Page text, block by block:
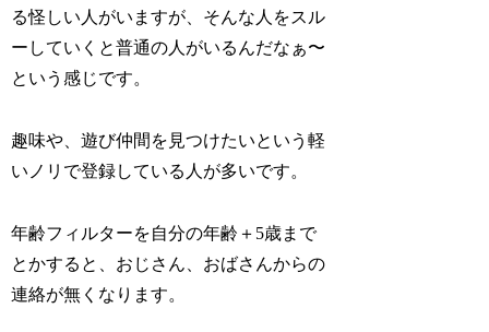
る怪しい人がいますが、そんな人をスル
ーしていくと普通の人がいるんだなぁ〜
という感じです。
趣味や、遊び仲間を見つけたいという軽
いノリで登録している人が多いです。
年齢フィルターを自分の年齢＋5歳まで
とかすると、おじさん、おばさんからの
連絡が無くなります。